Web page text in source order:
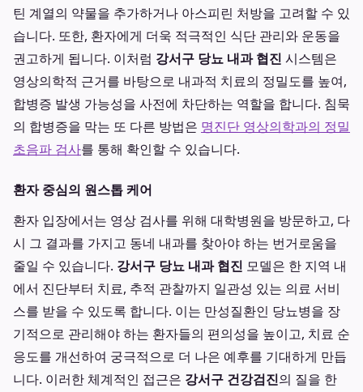
틴 계열의 약물을 추가하거나 아스피린 처방을 고려할 수 있
습니다. 또한, 환자에게 더욱 적극적인 식단 관리와 운동을
권고하게 됩니다. 이처럼 강서구 당뇨 내과 협진 시스템은
영상의학적 근거를 바탕으로 내과적 치료의 정밀도를 높여,
합병증 발생 가능성을 사전에 차단하는 역할을 합니다. 침묵
의 합병증을 막는 또 다른 방법은 명진단 영상의학과의 정밀
초음파 검사를 통해 확인할 수 있습니다.
환자 중심의 원스톱 케어
환자 입장에서는 영상 검사를 위해 대학병원을 방문하고, 다
시 그 결과를 가지고 동네 내과를 찾아야 하는 번거로움을
줄일 수 있습니다. 강서구 당뇨 내과 협진 모델은 한 지역 내
에서 진단부터 치료, 추적 관찰까지 일관성 있는 의료 서비
스를 받을 수 있도록 합니다. 이는 만성질환인 당뇨병을 장
기적으로 관리해야 하는 환자들의 편의성을 높이고, 치료 순
응도를 개선하여 궁극적으로 더 나은 예후를 기대하게 만듭
니다. 이러한 체계적인 접근은 강서구 건강검진의 질을 한